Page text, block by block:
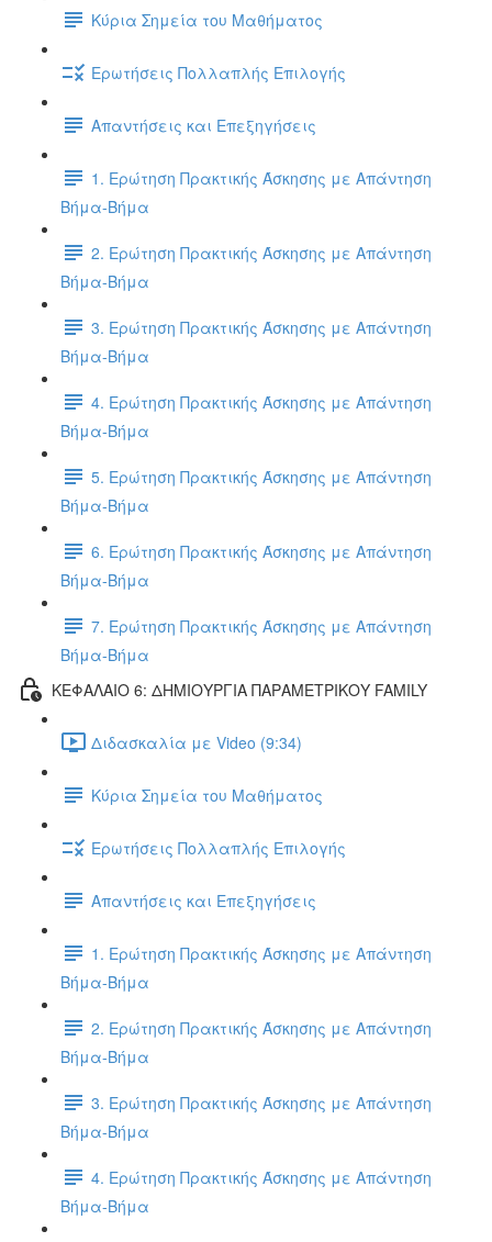
Κύρια Σημεία του Μαθήματος
Ερωτήσεις Πολλαπλής Επιλογής
Απαντήσεις και Επεξηγήσεις
1. Ερώτηση Πρακτικής Άσκησης με Απάντηση
Βήμα-Βήμα
2. Ερώτηση Πρακτικής Άσκησης με Απάντηση
Βήμα-Βήμα
3. Ερώτηση Πρακτικής Άσκησης με Απάντηση
Βήμα-Βήμα
4. Ερώτηση Πρακτικής Άσκησης με Απάντηση
Βήμα-Βήμα
5. Ερώτηση Πρακτικής Άσκησης με Απάντηση
Βήμα-Βήμα
6. Ερώτηση Πρακτικής Άσκησης με Απάντηση
Βήμα-Βήμα
7. Ερώτηση Πρακτικής Άσκησης με Απάντηση
Βήμα-Βήμα
ΚΕΦΑΛΑΙΟ 6: ΔΗΜΙΟΥΡΓΙΑ ΠΑΡΑΜΕΤΡΙΚΟΥ FAMILY
Διδασκαλία με Video (9:34)
Κύρια Σημεία του Μαθήματος
Ερωτήσεις Πολλαπλής Επιλογής
Απαντήσεις και Επεξηγήσεις
1. Ερώτηση Πρακτικής Άσκησης με Απάντηση
Βήμα-Βήμα
2. Ερώτηση Πρακτικής Άσκησης με Απάντηση
Βήμα-Βήμα
3. Ερώτηση Πρακτικής Άσκησης με Απάντηση
Βήμα-Βήμα
4. Ερώτηση Πρακτικής Άσκησης με Απάντηση
Βήμα-Βήμα